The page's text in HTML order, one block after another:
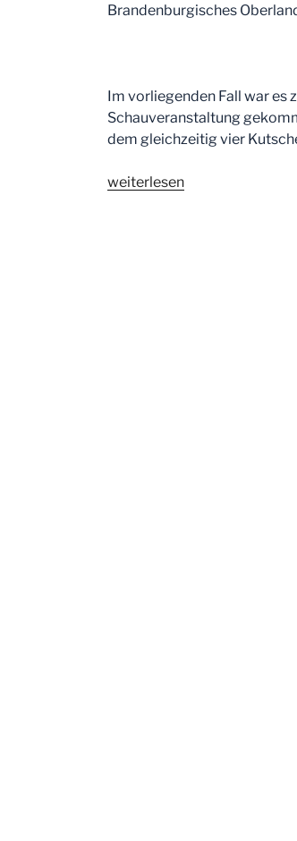
Brandenburgisches
Im vorliegenden Fall war es
Schauveranstaltung
dem gleichzeitig vier
„Ihre
weiterlesen